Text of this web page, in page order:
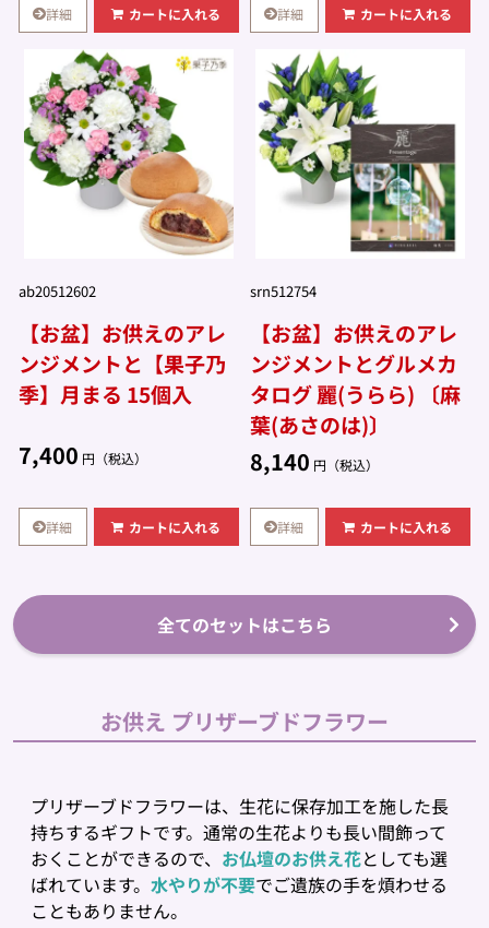
詳細 カートに入れる 詳細 カートに入れる
ab20512602
【お盆】お供えのアレ
ンジメントと【果子乃
季】月まる 15個入
7,400 円（税込）
詳細 カートに入れる
srn512754
【お盆】お供えのアレ
ンジメントとグルメカ
タログ 麗(うらら) 〔麻
葉(あさのは)〕
8,140 円（税込）
詳細 カートに入れる
全てのセットはこちら
お供え プリザーブドフラワー
プリザーブドフラワーは、生花に保存加工を施した長
持ちするギフトです。通常の生花よりも長い間飾って
おくことができるので、 お仏壇のお供え花としても選
ばれています。 水やりが不要でご遺族の手を煩わせる
こともありません。